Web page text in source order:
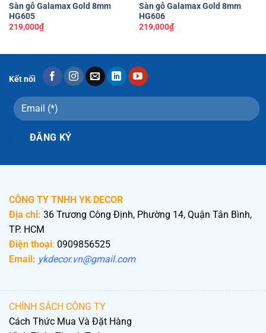
Sàn gỗ Galamax Gold 8mm
HG605
219,000₫
Sàn gỗ Galamax Gold 8mm
HG606
219,000₫
Kết nối
CÔNG TY TNHH YK DECOR
Địa chỉ: 36 Trương Công Định, Phường 14, Quận Tân Bình,
TP. HCM
Điện thoại: 0909856525
Email: ykdecor.vn@gmail.com
CHÍNH SÁCH CÔNG TY
Cách Thức Mua Và Đặt Hàng